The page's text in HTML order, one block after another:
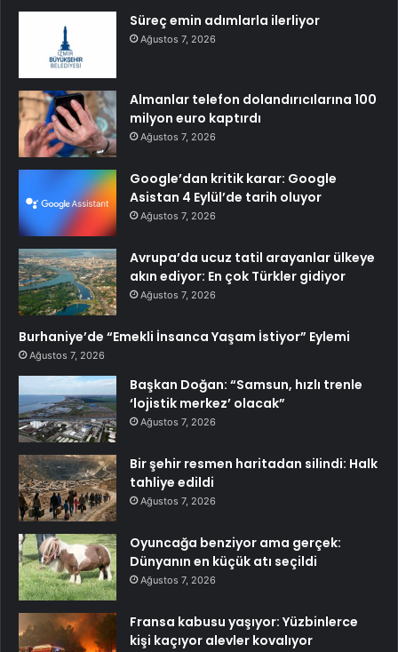
Süreç emin adımlarla ilerliyor
Ağustos 7, 2026
Almanlar telefon dolandırıcılarına 100
milyon euro kaptırdı
Ağustos 7, 2026
Google’dan kritik karar: Google
Asistan 4 Eylül’de tarih oluyor
Ağustos 7, 2026
Avrupa’da ucuz tatil arayanlar ülkeye
akın ediyor: En çok Türkler gidiyor
Ağustos 7, 2026
Burhaniye’de “Emekli İnsanca Yaşam İstiyor” Eylemi
Ağustos 7, 2026
Başkan Doğan: “Samsun, hızlı trenle
‘lojistik merkez’ olacak”
Ağustos 7, 2026
Bir şehir resmen haritadan silindi: Halk
tahliye edildi
Ağustos 7, 2026
Oyuncağa benziyor ama gerçek:
Dünyanın en küçük atı seçildi
Ağustos 7, 2026
Fransa kabusu yaşıyor: Yüzbinlerce
kişi kaçıyor alevler kovalıyor